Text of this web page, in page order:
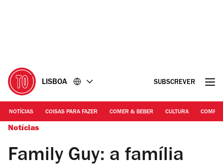
LISBOA SUBSCREVER
NOTÍCIAS COISAS PARA FAZER COMER & BEBER CULTURA
Notícias
Family Guy: a família